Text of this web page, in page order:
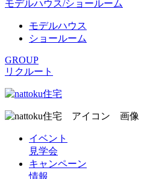
モデルハウス/ショールーム
モデルハウス
ショールーム
GROUP
リクルート
イベント
見学会
キャンペーン
情報